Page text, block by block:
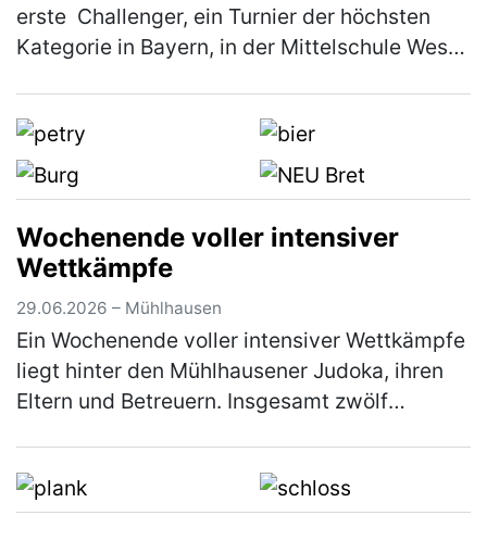
erste Challenger, ein Turnier der höchsten
Kategorie in Bayern, in der Mittelschule West
Wochenende voller intensiver
Wettkämpfe
29.06.2026 – Mühlhausen
Ein Wochenende voller intensiver Wettkämpfe
liegt hinter den Mühlhausener Judoka, ihren
Eltern und Betreuern. Insgesamt zwölf